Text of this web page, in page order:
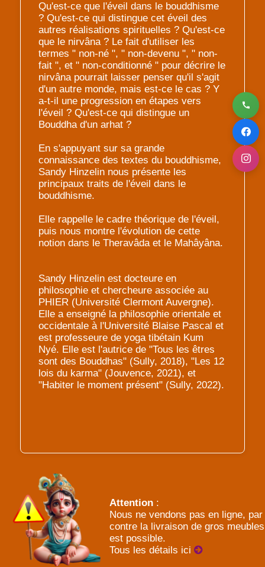
Qu'est-ce que l'éveil dans le bouddhisme
? Qu'est-ce qui distingue cet éveil des
autres réalisations spirituelles ? Qu'est-ce
que le nirvâna ? Le fait d'utiliser les
termes " non-né ", " non-devenu ", " non-
fait ", et " non-conditionné " pour décrire le
nirvâna pourrait laisser penser qu'il s'agit
d'un autre monde, mais est-ce le cas ? Y
a-t-il une progression en étapes vers
l'éveil ? Qu'est-ce qui distingue un
Bouddha d'un arhat ?
En s'appuyant sur sa grande
connaissance des textes du bouddhisme,
Sandy Hinzelin nous présente les
principaux traits de l'éveil dans le
bouddhisme.
Elle rappelle le cadre théorique de l'éveil,
puis nous montre l'évolution de cette
notion dans le Theravâda et le Mahâyâna.
Sandy Hinzelin est docteure en
philosophie et chercheure associée au
PHIER (Université Clermont Auvergne).
Elle a enseigné la philosophie orientale et
occidentale à l'Université Blaise Pascal et
est professeure de yoga tibétain Kum
Nyé. Elle est l'autrice de "Tous les êtres
sont des Bouddhas" (Sully, 2018), "Les 12
lois du karma" (Jouvence, 2021), et
"Habiter le moment présent" (Sully, 2022).
Attention :
Nous ne vendons pas en ligne, par
contre la livraison de gros meubles
est possible.
Tous les détails ici